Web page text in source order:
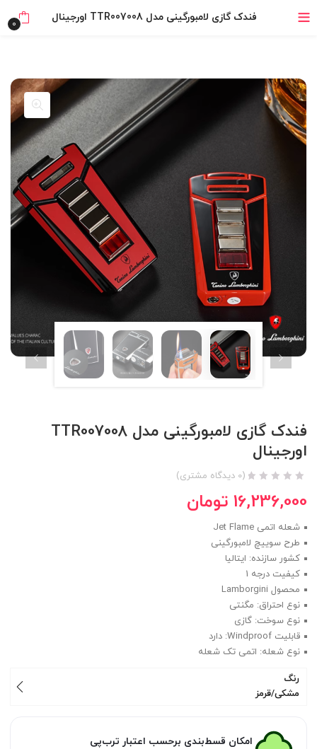
خرید قسطی با ترب‌پی
فندک گازی لامبورگینی مدل TTR007008 اورجینال 0
فندک گازی لامبورگینی مدل TTR007008
اورجینال
(
0 دیدگاه مشتری)
16,236,000 تومان
شعله اتمی Jet Flame
طرح سوییچ لامبورگینی
کشور سازنده: ایتالیا
کیفیت درجه 1
محصول Lamborgini
نوع احتراق: مگنتی
نوع سوخت: گازی
قابلیت Windproof: دارد
نوع شعله: اتمی تک شعله
رنگ
مشکی/قرمز
امکان قسط‌بندی برحسب اعتبار ترب‌پی